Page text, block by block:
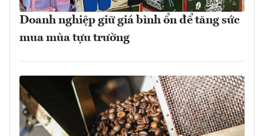
Doanh nghiệp giữ giá bình ổn để tăng sức
mua mùa tựu trường